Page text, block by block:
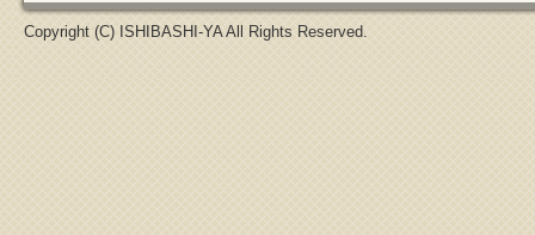
Copyright (C) ISHIBASHI-YA All Rights Reserved.